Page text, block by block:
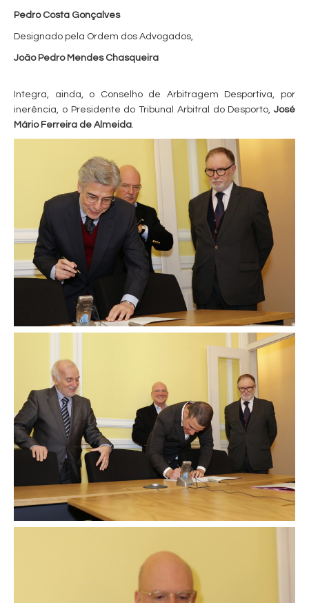
Pedro Costa Gonçalves
Designado pela Ordem dos Advogados,
João Pedro Mendes Chasqueira
Integra, ainda, o Conselho de Arbitragem Desportiva, por
inerência, o Presidente do Tribunal Arbitral do Desporto, José
Mário Ferreira de Almeida.